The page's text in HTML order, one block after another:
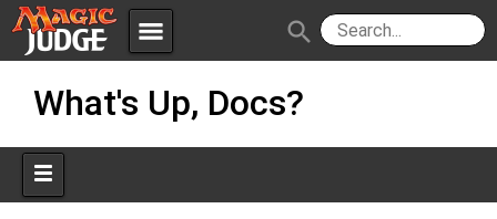
menu
Apps JudgeApps
Forum
Judges
Policies IPG
JAR
search
What's Up, Docs?